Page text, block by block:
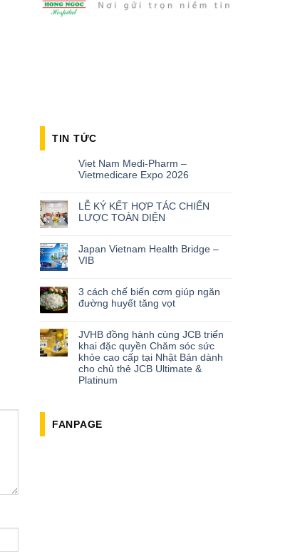
TIN TỨC
Viet Nam Medi-Pharm –
Vietmedicare Expo 2026
LỄ KÝ KẾT HỢP TÁC CHIẾN
LƯỢC TOÀN DIỆN
Japan Vietnam Health Bridge –
VIB
3 cách chế biến cơm giúp ngăn
đường huyết tăng vọt
JVHB đồng hành cùng JCB triển
khai đặc quyền Chăm sóc sức
khỏe cao cấp tại Nhật Bản dành
cho chủ thẻ JCB Ultimate &
Platinum
FANPAGE